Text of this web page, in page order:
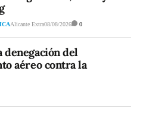
Alicante Extra08/08/2026 0
del
aéreo contra la